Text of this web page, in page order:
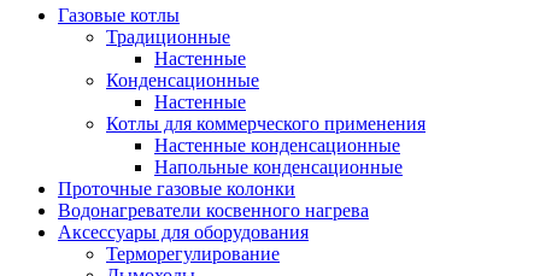
Газовые котлы
Традиционные
Настенные
Конденсационные
Настенные
Котлы для коммерческого применения
Настенные конденсационные
Напольные конденсационные
Проточные газовые колонки
Водонагреватели косвенного нагрева
Аксессуары для оборудования
Терморегулирование